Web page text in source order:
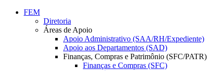
Conteúdo principal
FEM
Diretoria
Áreas de Apoio
Apoio Administrativo (SAA/RH/Expediente)
Apoio aos Departamentos (SAD)
Finanças, Compras e Patrimônio (SFC/PATR)
Finanças e Compras (SFC)